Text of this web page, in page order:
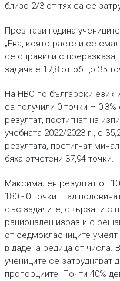
близо 2/3 от тях са се
През тази година
„Ева, която расте и се
се справили с
задача е 17,8 от общо 35
На НВО по български език
са получили 0 точки –
резултат, постигнат на
учебната 2022/2023 г., е
резултата, постигнат
бяха отчетени 37,94 точки.
Максимален резултат от
180 - 0 точки. Над
със задачите, свързани с
рационален израз и с
от седмокласниците умеят
в дадена редица от
учениците се затрудняват
пропорциите. Почти 40%